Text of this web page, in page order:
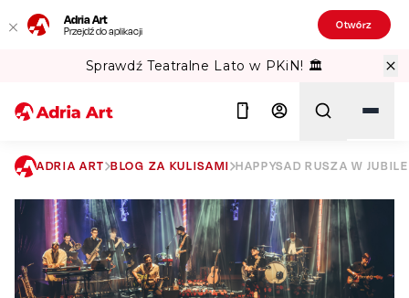
Adria Art
Przejdź do aplikacji Otwórz
Sprawdź Teatralne Lato w PKiN! 🏛️
Szukaj
ADRIA ART BLOG ZA KULISAMI HAPPYSAD RUSZA W